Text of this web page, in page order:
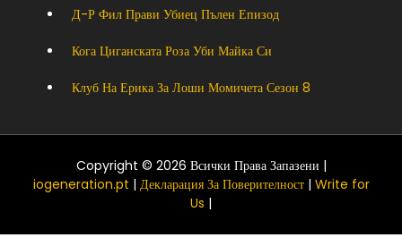
Д-Р Фил Прави Убиец Пълен Епизод
Кога Циганската Роза Уби Майка Си
Клуб На Ерика За Лоши Момичета Сезон 8
Copyright © 2026 Всички Права Запазени |
iogeneration.pt | Декларация За Поверителност| Write for
Us |